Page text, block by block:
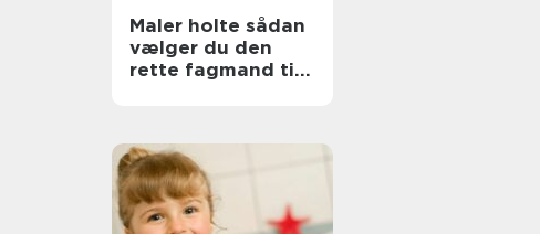
Maler holte sådan
vælger du den
rette fagmand til